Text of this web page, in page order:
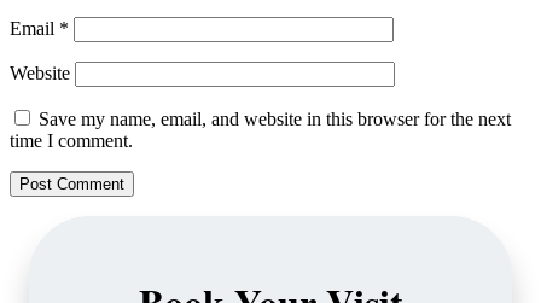
Email *
Website
Save my name, email, and website in this browser for the next
time I comment.